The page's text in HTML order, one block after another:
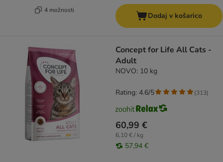
4 možnosti
Dodaj v košarico
Concept for Life All Cats -
Adult
NOVO: 10 kg
60,99 €
6,10 € / kg
57,94 €
Rating: 4.6/5 (313)